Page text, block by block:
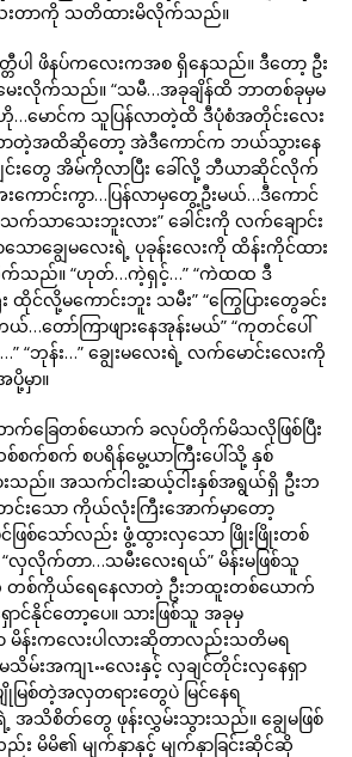
းတာကို သတိထားမိလိုက်သည်။
တီပါ ဖိနပ်ကလေးကအစ ရှိနေသည်။ ဒီတော့ ဦး
ေးလိုက်သည်။ “သမီ…အခုချိန်ထိ ဘာတစ်ခုမှမ
…မောင်က သူပြန်လာတဲ့ထိ ဒီပုံစံအတိုင်းလေး
လာတဲ့အထိဆိုတော့ အဲဒီကောင်က ဘယ်သွားနေ
းတွေ အိမ်ကိုလာပြီး ခေါ်လို့ ဘီယာဆိုင်လိုက်
ေးကောင်းကွာ…ပြန်လာမှတွေ့ဦးမယ်…ဒီကောင်
က်သာသေးဘူးလား” ခေါင်းကို လက်ချောင်း
ောချွေမလေးရဲ့ ပုခုန်းလေးကို ထိန်းကိုင်ထား
က်သည်။ “ဟုတ်…ကဲ့ရှင့်…” “ကဲထထ ဒီ
း ထိုင်လို့မကောင်းဘူး သမီး” “ကြွေပြားတွေခင်း
တော်ကြာဖျားနေအုန်းမယ်” “ကုတင်ပေါ်
“ဘုန်း…” ချွေးမလေးရဲ့ လက်မောင်းလေးကို
မှာ။
က်ခြေတစ်ယောက် ခလုပ်တိုက်မိသလိုဖြစ်ပြီး
က်စက် စပရိန်မွေ့ယာကြီးပေါ်သို့ နှစ်
သည်။ အသက်ငါးဆယ့်ငါးနှစ်အရွယ်ရှိ ဦးဘ
င်းသော ကိုယ်လုံးကြီးအောက်မှာတော့
စ်သော်လည်း ဖွံ့ထွားလှသော ဖြိုးဖြိုးတစ်
လိုက်တာ…သမီးလေးရယ်” မိန်းမဖြစ်သူ
တစ်ကိုယ်ရေနေလာတဲ့ ဦးဘထူးတစ်ယောက်
နိုင်တော့ပေ။ သားဖြစ်သူ အခုမှ
ာ မိန်းကလေးပါလားဆိုတာလည်းသတိမရ
မ်းအကျၤႌလေးနှင့် လှချင်တိုင်းလှနေရှာ
ျိုမြစ်တဲ့အလှတရားတွေပဲ မြင်နေရ
အသိစိတ်တွေ ဖုန်းလွှမ်းသွားသည်။ ချွေမဖြစ်
မိမိ၏ မျက်နှာနှင့် မျက်နှာခြင်းဆိုင်ဆို